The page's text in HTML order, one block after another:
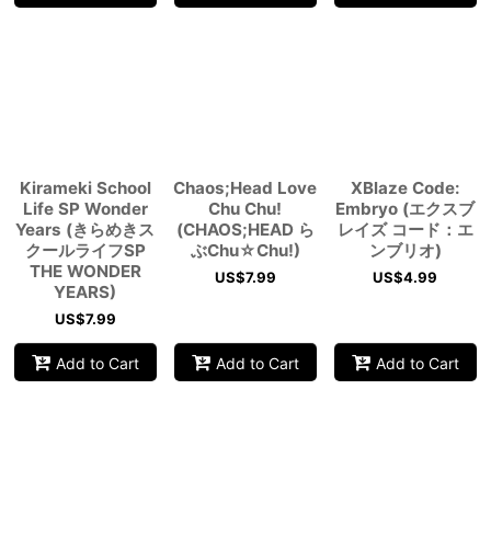
Kirameki School
Life SP Wonder
Years (きらめきス
クールライフSP
THE WONDER
YEARS)
US$7.99
Add to Cart
Chaos;Head Love
Chu Chu!
(CHAOS;HEAD ら
ぶChu☆Chu!)
US$7.99
Add to Cart
XBlaze Code:
Embryo (エクスブ
レイズ コード：エ
ンブリオ)
US$4.99
Add to Cart